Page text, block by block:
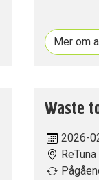
Mer om
Waste
2026-